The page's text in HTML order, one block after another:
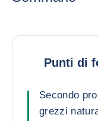
Punti di
Secondo
grezzi